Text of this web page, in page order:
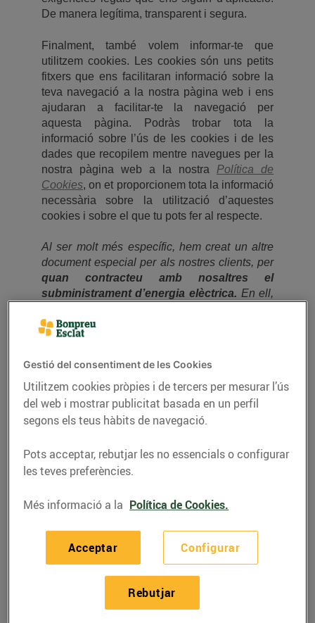
De manera legítima, transparent i segura.
Finalment, també volem informar-te que
utilitzem cookies. Les cookies són uns petits
fitxers que ens facilitaran informació sobre la
teva navegació a la nostra pàgina web i ens
ajudaran a facilitar-te la navegació per
aquesta pàgina. Podràs trobar tota la
informació sobre l’ús de les cookies i de les
dades que recopilem mentre navegues per la
nostra pàgina web a la nostra Política de
Cookies, on et proporcionem tota la informació
necessària sobre la utilització d’aquestes
cookies i sobre el que tu pots fer al respecte.
Al ser molt més específic, hem creat un altre
document especial per als nostres clients, per
quan contracteu amb nosaltres el
subministrament d’energia elèctrica. En ell,
específiques aplicables en matèria de
Privacitat. Tingues en compte que, per
informació addicional sobre teu, que alguna
d’aquesta informació ens la facilitaran terceres
empreses i que haurem de complir una sèrie
d’obligacions legals més específiques. Per
especial, clica
aquí
Qui és el responsable del tractament de les
L’entitat responsable del tractament de les
teves dades personals és«Bon Preu, S.A.U.»
(a partir d’ara, “Bon Preu”), amb domicili a la
Gestió del consentiment de les Cookies
Utilitzem cookies pròpies i de tercers per mesurar l’ús
del web i mostrar publicitat basada en un perfil
segons els teus hàbits de navegació.
Pots acceptar, rebutjar les no essencials o configurar
les teves preferències.
Més informació a la Política de Cookies.
Configurar
Rebutjar
Acceptar